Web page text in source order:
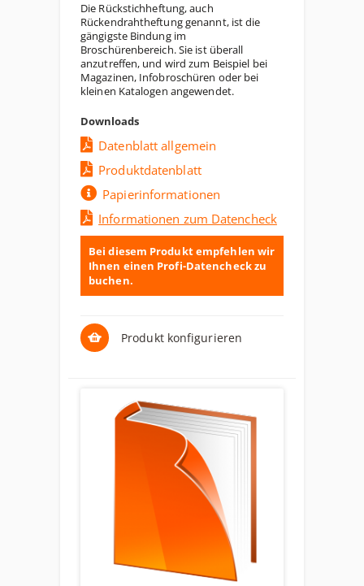
Die Rückstichheftung, auch
Rückendrahtheftung genannt, ist die
gängigste Bindung im
Broschürenbereich. Sie ist überall
anzutreffen, und wird zum Beispiel bei
Magazinen, Infobroschüren oder bei
kleinen Katalogen angewendet.
Downloads
Datenblatt allgemein
Produktdatenblatt
Papierinformationen
Informationen zum Datencheck
Bei diesem Produkt empfehlen wir
Ihnen einen Profi-Datencheck zu
buchen.
Produkt konfigurieren